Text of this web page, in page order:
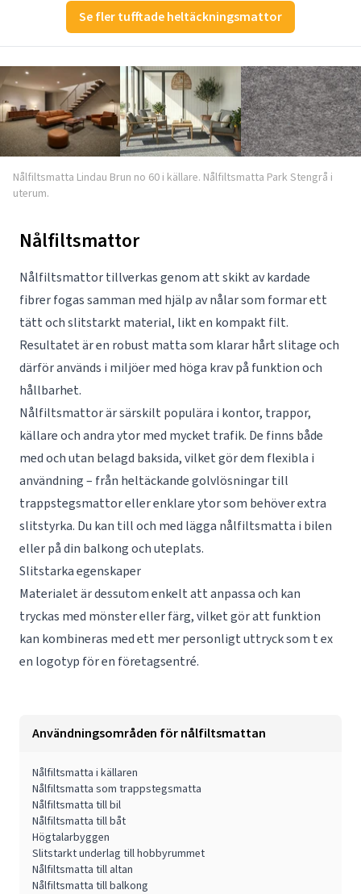
Se fler tufftade heltäckningsmattor
Nålfiltsmatta Lindau Brun no 60 i källare. Nålfiltsmatta Park Stengrå i
uterum.
Nålfiltsmattor
Nålfiltsmattor tillverkas genom att skikt av kardade
fibrer fogas samman med hjälp av nålar som formar ett
tätt och slitstarkt material, likt en kompakt filt.
Resultatet är en robust matta som klarar hårt slitage och
därför används i miljöer med höga krav på funktion och
hållbarhet.
Nålfiltsmattor är särskilt populära i kontor, trappor,
källare och andra ytor med mycket trafik. De finns både
med och utan belagd baksida, vilket gör dem flexibla i
användning – från heltäckande golvlösningar till
trappstegsmattor eller enklare ytor som behöver extra
slitstyrka. Du kan till och med lägga nålfiltsmatta i bilen
eller på din balkong och uteplats.
Slitstarka egenskaper
Materialet är dessutom enkelt att anpassa och kan
tryckas med mönster eller färg, vilket gör att funktion
kan kombineras med ett mer personligt uttryck som t ex
en logotyp för en företagsentré.
Användningsområden för nålfiltsmattan
Nålfiltsmatta i källaren
Nålfiltsmatta som trappstegsmatta
Nålfiltsmatta till bil
Nålfiltsmatta till båt
Högtalarbyggen
Slitstarkt underlag till hobbyrummet
Nålfiltsmatta till altan
Nålfiltsmatta till balkong